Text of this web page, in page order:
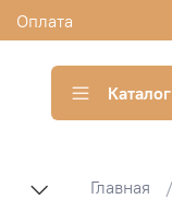
Оплата
Каталог
Главная